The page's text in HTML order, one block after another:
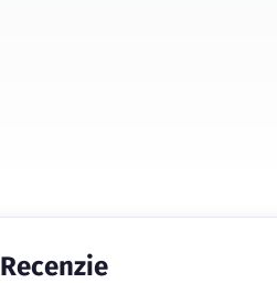
Recenzie